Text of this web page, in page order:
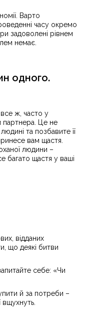
Варто
часу окремо
задоволені рівнем
немає.
одного.
ж, часто у
партнера. Це не
та позбавите її
вам щастя.
людини –
багато щастя у ваші
відданих
що деякі битви
себе: «Чи
й за потреби –